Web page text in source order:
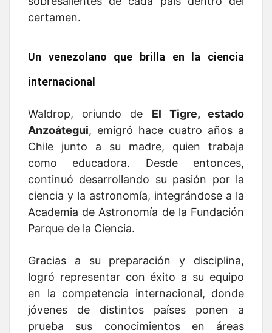
certamen.
Un venezolano que brilla en la ciencia
internacional
Waldrop, oriundo de
El Tigre, estado
Anzoátegui, emigró hace cuatro años a
Chile junto a su madre, quien trabaja
como educadora. Desde entonces,
continuó desarrollando su pasión por la
ciencia y la astronomía, integrándose a la
Academia de Astronomía de la Fundación
Parque de la Ciencia.
Gracias a su preparación y disciplina,
logró representar con éxito a su equipo
en la competencia internacional, donde
jóvenes de distintos países ponen a
prueba sus conocimientos en áreas